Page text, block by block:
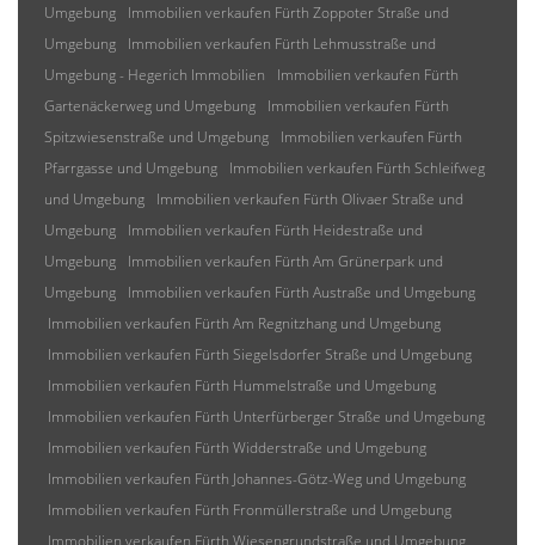
Umgebung
Immobilien verkaufen Fürth Zoppoter Straße und
Umgebung
Immobilien verkaufen Fürth Lehmusstraße und
Umgebung - Hegerich Immobilien
Immobilien verkaufen Fürth
Gartenäckerweg und Umgebung
Immobilien verkaufen Fürth
Spitzwiesenstraße und Umgebung
Immobilien verkaufen Fürth
Pfarrgasse und Umgebung
Immobilien verkaufen Fürth Schleifweg
und Umgebung
Immobilien verkaufen Fürth Olivaer Straße und
Umgebung
Immobilien verkaufen Fürth Heidestraße und
Umgebung
Immobilien verkaufen Fürth Am Grünerpark und
Umgebung
Immobilien verkaufen Fürth Austraße und Umgebung
Immobilien verkaufen Fürth Am Regnitzhang und Umgebung
Immobilien verkaufen Fürth Siegelsdorfer Straße und Umgebung
Immobilien verkaufen Fürth Hummelstraße und Umgebung
Immobilien verkaufen Fürth Unterfürberger Straße und Umgebung
Immobilien verkaufen Fürth Widderstraße und Umgebung
Immobilien verkaufen Fürth Johannes-Götz-Weg und Umgebung
Immobilien verkaufen Fürth Fronmüllerstraße und Umgebung
Immobilien verkaufen Fürth Wiesengrundstraße und Umgebung